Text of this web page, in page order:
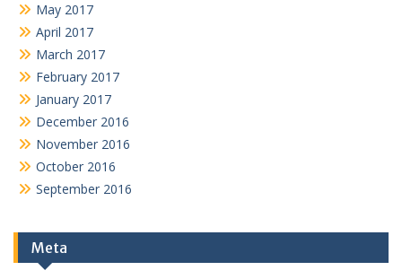
May 2017
April 2017
March 2017
February 2017
January 2017
December 2016
November 2016
October 2016
September 2016
Meta